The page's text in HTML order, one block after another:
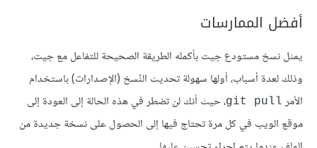
أفضل الممارسات
يمثل نسخ مستودع جيت بأكمله الطريقة الصحيحة للتفاعل مع جيت،
وذلك لعدة أسباب، أولها سهولة تحديث النُسخ (الإصدارات) باستخدام
الأمر git pull، حيث أنك لن تضطر في هذه الحالة إلى العودة إلى
موقع الويب في كل مرة تحتاج فيها إلى الحصول على نسخة جديدة من